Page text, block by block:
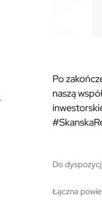
Po
naszą
#
Do
Łączna